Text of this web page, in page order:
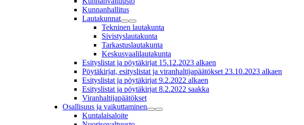
Kunnanhallitus
Lautakunnat
Tekninen lautakunta
Sivistyslautakunta
Tarkastuslautakunta
Keskusvaalilautakunta
Esityslistat ja pöytäkirjat 15.12.2023 alkaen
Pöytäkirjat, esityslistat ja viranhaltijapäätökset 23.10.2023 alkaen
Esityslistat ja pöytäkirjat 9.2.2022 alkaen
Esityslistat ja pöytäkirjat 8.2.2022 saakka
Viranhaltijapäätökset
Osallisuus ja vaikuttaminen
Kuntalaisaloite